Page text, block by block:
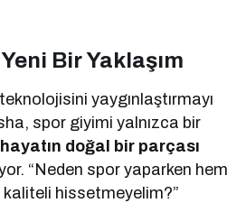
Bir Yaklaşım
yaygınlaştırmayı
spor giyimi yalnızca bir
hayatın doğal bir parçası
“Neden spor yaparken hem
kaliteli hissetmeyelim?”